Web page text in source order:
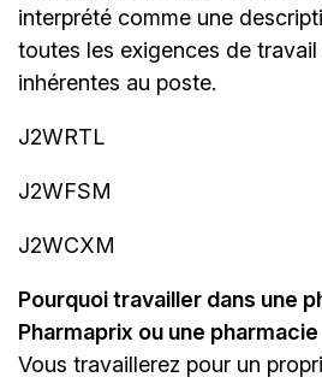
interprété comme une
toutes les exigences de
inhérentes au poste.
J2WRTL
J2WFSM
J2WCXM
Pourquoi travailler dans une
Pharmaprix ou une
Vous travaillerez pour un